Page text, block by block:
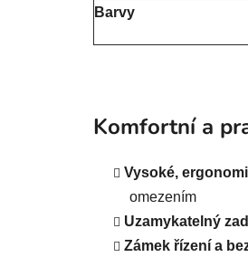
Barvy
Komfortní a
Vysoké,
omezením
Uzamykatelný
Zámek řízení a